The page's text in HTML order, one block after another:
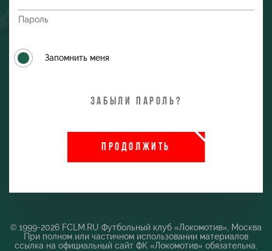
Пароль
Запомнить меня
Забыли пароль?
ПРОДОЛЖИТЬ
© 1999-2026 FCLM.RU Футбольный клуб «Локомотив», Москва
При полном или частичном использовании материалов
ссылка на официальный сайт ФК «Локомотив» обязательна.